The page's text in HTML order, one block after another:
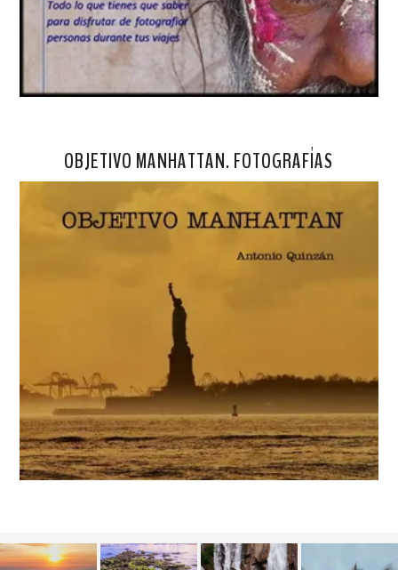
OBJETIVO MANHATTAN. FOTOGRAFÍAS